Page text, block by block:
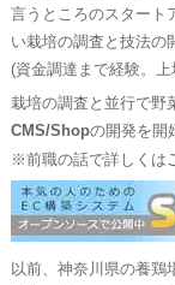
言うところのスタート
い栽培の調査と技法の
(資金調達まで経験。
栽培の調査と並行で野
CMS/Shopの開発を開
※前職の話で詳しくは
以前、神奈川県の養鶏